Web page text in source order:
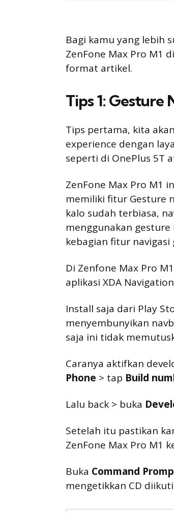
Bagi kamu yang lebih
ZenFone Max Pro M1
format artikel.
Tips 1: Gesture
Tips pertama, kita
experience dengan
seperti di OnePlus 5T
ZenFone Max Pro M1
memiliki fitur Gesture
kalo sudah terbiasa,
menggunakan gesture
kebagian fitur navigasi
Di Zenfone Max Pro
aplikasi XDA
Install saja dari Play
menyembunyikan
saja ini tidak
Caranya aktifkan
Phone > tap Build
Lalu back > buka
Setelah itu pastikan
ZenFone Max Pro M1
Buka Command
mengetikkan CD